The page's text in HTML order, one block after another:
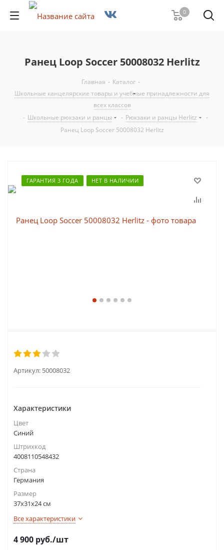
0
Ранец Loop Soccer 50008032 Herlitz
Главная - Каталог -
Школьные канцелярские товары и учебные принадлежности для
всех классов
- Школьные рюкзаки и ранцы - Рюкзаки и ранцы Herlitz
-
Ранец Loop Soccer 50008032 Herlitz
ГАРАНТИЯ 3 ГОДА НЕТ В НАЛИЧИИ
Артикул: 50008032
Характеристики
Цвет
Синий
Штрихкод
4008110548432
Страна
Германия
Размер
37х31х24 см
Все характеристики
4 900 руб./шт